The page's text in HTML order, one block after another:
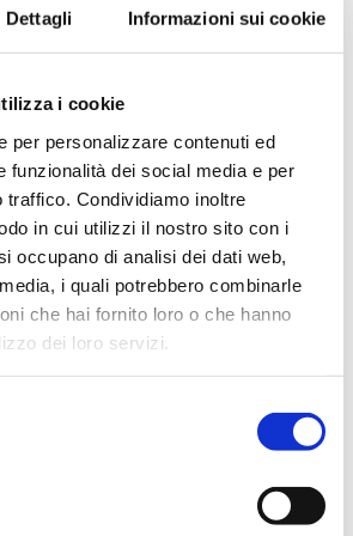
Dettagli Informazioni sui cookie
i cookie
per personalizzare contenuti ed
funzionalità dei social media e per
traffico. Condividiamo inoltre
in cui utilizzi il nostro sito con i
occupano di analisi dei dati web,
i quali potrebbero combinarle
che hai fornito loro o che hanno
dei loro servizi.
UN PREVENTIVO
Chimico
Reazione